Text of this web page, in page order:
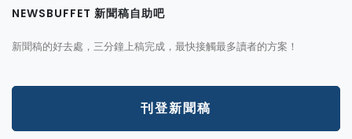
NEWSBUFFET 新聞稿自助吧
新聞稿的好去處，三分鐘上稿完成，最快接觸最多讀者的方案！
刊登新聞稿